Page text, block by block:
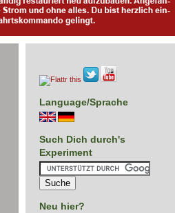
Language/Sprache
Such Dich durch's
Experiment
Neu hier?